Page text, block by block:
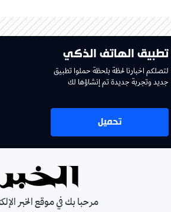
تطبيق الهاتف الذكي
لتصلكم اخبارنا لحظة بلحظة حملوا تطبيق
جديد وتجربة جديدة تم إنشاؤها لك
تحميل
مرحبا بك في موقع الخبر